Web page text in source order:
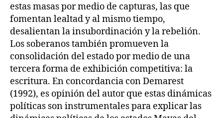
estas masas por medio de capturas, las que
fomentan lealtad y al mismo tiempo,
desalientan la insubordinación y la rebelión.
Los soberanos también promueven la
consolidación del estado por medio de una
tercera forma de exhibición competitiva: la
escritura. En concordancia con Demarest
(1992), es opinión del autor que estas dinámicas
políticas son instrumentales para explicar las